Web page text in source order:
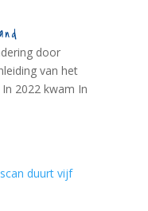
door
van het
2022 kwam In